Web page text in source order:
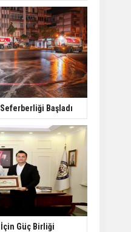
Başladı
İçin Güç Birliği